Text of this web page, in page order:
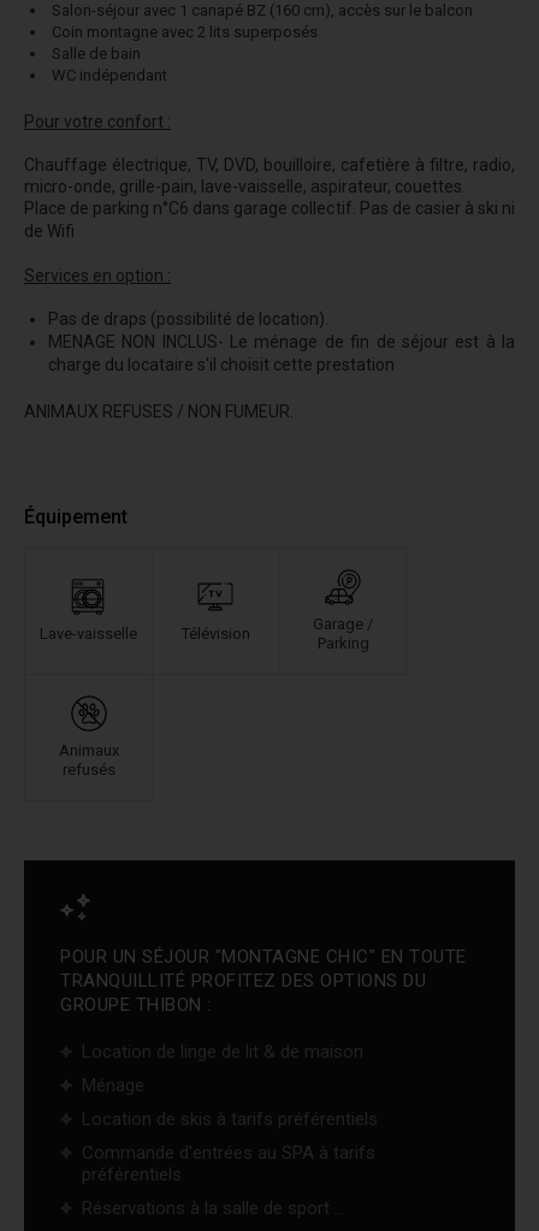
Salon-séjour avec 1 canapé BZ (160 cm), accès sur le balcon
Coin montagne avec 2 lits superposés
Salle de bain
WC indépendant
Pour votre confort :
Chauffage électrique, TV, DVD, bouilloire, cafetière à filtre, radio,
micro-onde, grille-pain, lave-vaisselle, aspirateur, couettes.
Place de parking n°C6 dans garage collectif. Pas de casier à ski ni
de Wifi
Services en option :
Pas de draps (possibilité de location).
MENAGE NON INCLUS- Le ménage de fin de séjour est à la
charge du locataire s'il choisit cette prestation
ANIMAUX REFUSES / NON FUMEUR.
Équipement
Lave-vaisselle Télévision
Garage /
Parking
Animaux
refusés
POUR UN SÉJOUR "MONTAGNE CHIC" EN TOUTE
TRANQUILLITÉ PROFITEZ DES OPTIONS DU
GROUPE THIBON :
Location de linge de lit & de maison
Ménage
Location de skis à tarifs préférentiels
Commande d'entrées au SPA à tarifs
préférentiels
Réservations à la salle de sport ...